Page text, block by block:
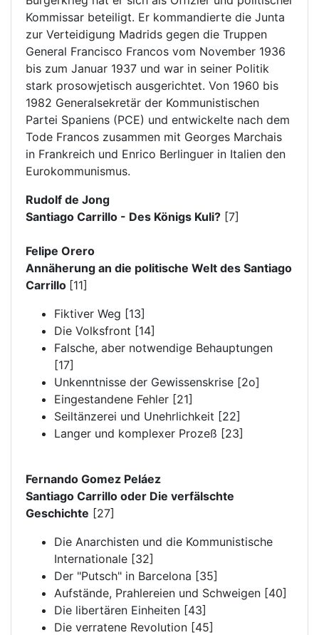
Kommissar beteiligt. Er kommandierte die Junta
zur Verteidigung Madrids gegen die Truppen
General Francisco Francos vom November 1936
bis zum Januar 1937 und war in seiner Politik
stark prosowjetisch ausgerichtet. Von 1960 bis
1982 Generalsekretär der Kommunistischen
Partei Spaniens (PCE) und entwickelte nach dem
Tode Francos zusammen mit Georges Marchais
in Frankreich und Enrico Berlinguer in Italien den
Eurokommunismus.
Rudolf de Jong
Santiago Carrillo - Des Königs Kuli? [7]
Felipe Orero
Annäherung an die politische Welt des Santiago
Carrillo [11]
Fiktiver Weg [13]
Die Volksfront [14]
Falsche, aber notwendige Behauptungen
[17]
Unkenntnisse der Gewissenskrise [2o]
Eingestandene Fehler [21]
Seiltänzerei und Unehrlichkeit [22]
Langer und komplexer Prozeß [23]
Fernando Gomez Peláez
Santiago Carrillo oder Die verfälschte
Geschichte [27]
Die Anarchisten und die Kommunistische
Internationale [32]
Der "Putsch" in Barcelona [35]
Aufstände, Prahlereien und Schweigen [40]
Die libertären Einheiten [43]
Die verratene Revolution [45]